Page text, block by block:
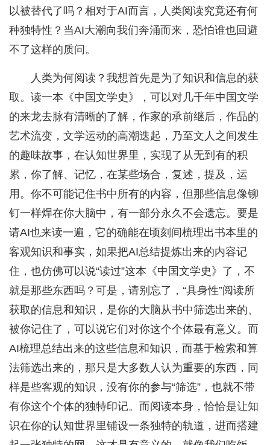
以被替代了吗？相对于AI而言，人类阅读究竟还有何
种独特性？当AI大潮向我们奔涌而来，恐怕谁也回避
不了这样的质问。
人类为何阅读？我想首先是为了知识和信息的获
取。读一本《中国文学史》，可以对几千年中国文学
的来龙去脉有清晰的了解，作家的承前继后，作品的
艺术流变，文学运动的高潮迭起，乃至文人之间发生
的趣味故事，在认知世界里，实现了从无到有的积
累，你了解、记忆，在某些场合，复述，提及，运
用。你不可能记住书中所有的内容，但那些信息像铆
钉一样焊在你大脑中，有一部分永久不会遗忘。要是
请AI也来读一遍，它的确能在顷刻间梳理出书本里的
客观知识和事实，如果把AI总结提炼出来的内容记
住，也仿佛可以说“读过”这本《中国文学史》了，不
就是那些东西吗？可是，请别忘了，“具身性”阅读所
获取的信息和知识，是你的大脑从书中筛选出来的、
被你记住了，可以说它们对你这个个体最有意义。而
AI梳理总结出来的这些信息和知识，而基于检索和算
法筛选出来的，那只是大多数人认为重要的东西，同
样是些客观的知识，没有你的参与“筛选”，也就不带
有你这个个体的独特印记。而阅读本身，恰恰是让知
识在你的认知世界里铺设一条独特的轨道，进而搭建